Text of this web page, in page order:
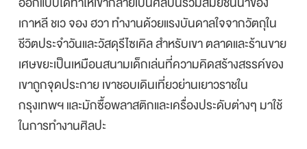
เกาหลี ชเว จอง ฮวา ทำงานด้วยแรงบันดาลใจจากวัตถุใน
ชีวิตประจำวันและวัสดุรีไซเคิล สำหรับเขา ตลาดและร้านขาย
เศษขยะเป็นเหมือนสนามเด็กเล่นที่ความคิดสร้างสรรค์ของ
เขาถูกจุดประกาย เขาชอบเดินเที่ยวย่านเยาวราชใน
กรุงเทพฯ และมักซื้อพลาสติกและเครื่องประดับต่างๆ มาใช้
ในการทำงานศิลปะ